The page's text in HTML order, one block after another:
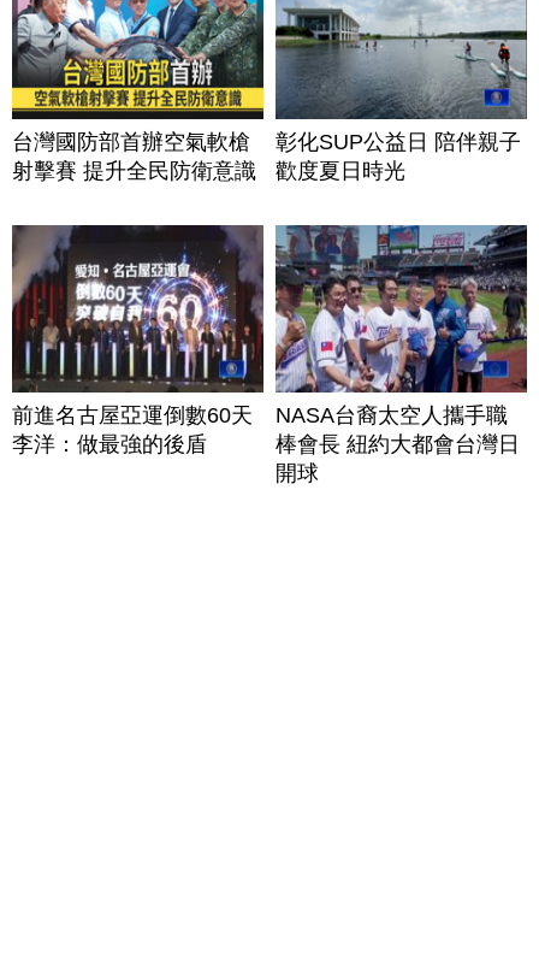
台灣國防部首辦空氣軟槍
射擊賽 提升全民防衛意識
彰化SUP公益日 陪伴親子
歡度夏日時光
前進名古屋亞運倒數60天
李洋：做最強的後盾
NASA台裔太空人攜手職
棒會長 紐約大都會台灣日
開球